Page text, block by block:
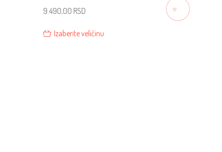
9.490,00 RSD
Izaberite veličinu